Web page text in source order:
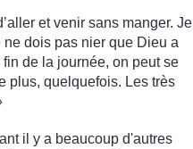
et venir sans manger. Je
dois pas nier que Dieu a
de la journée, on peut se
plus, quelquefois. Les très
il y a beaucoup d'autres